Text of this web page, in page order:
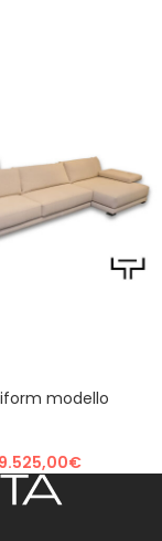
modello
9.525,00€